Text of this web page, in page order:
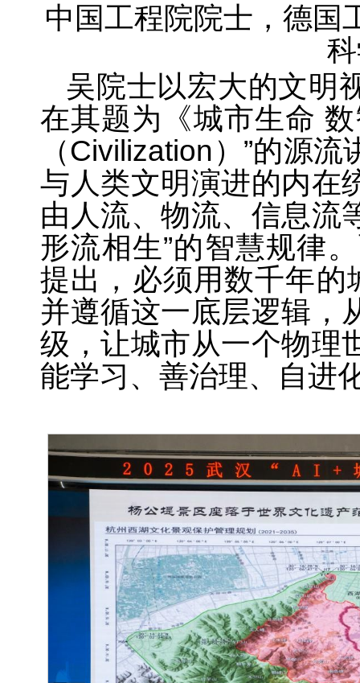
中国工程院院士，德国
吴院士以宏大的文明
在其题为《城市生命
（Civilization）”的源
与人类文明演进的内在
由人流、物流、信息流
形流相生”的智慧规律
提出，必须用数千年的
并遵循这一底层逻辑，
级，让城市从一个物理
能学习、善治理、自进